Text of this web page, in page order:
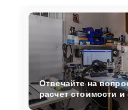
Отвечайте на
расчет стоимости и